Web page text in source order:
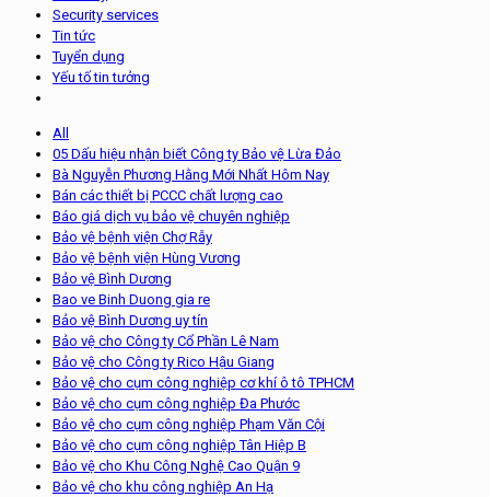
Security services
Tin tức
Tuyển dụng
Yếu tố tin tưởng
All
05 Dấu hiệu nhận biết Công ty Bảo vệ Lừa Đảo
Bà Nguyễn Phương Hằng Mới Nhất Hôm Nay
Bán các thiết bị PCCC chất lượng cao
Báo giá dịch vụ bảo vệ chuyên nghiệp
Bảo vệ bệnh viện Chợ Rẫy
Bảo vệ bệnh viện Hùng Vương
Bảo vệ Bình Dương
Bao ve Binh Duong gia re
Bảo vệ Bình Dương uy tín
Bảo vệ cho Công ty Cổ Phần Lê Nam
Bảo vệ cho Công ty Rico Hậu Giang
Bảo vệ cho cụm công nghiệp cơ khí ô tô TPHCM
Bảo vệ cho cụm công nghiệp Đa Phước
Bảo vệ cho cụm công nghiệp Phạm Văn Cội
Bảo vệ cho cụm công nghiệp Tân Hiệp B
Bảo vệ cho Khu Công Nghệ Cao Quận 9
Bảo vệ cho khu công nghiệp An Hạ